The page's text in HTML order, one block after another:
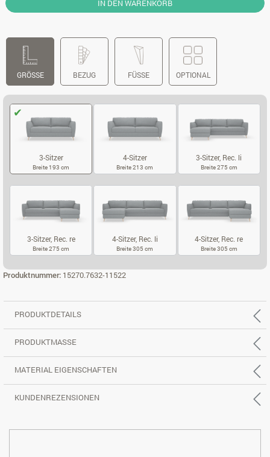
IN DEN WARENKORB
GRÖSSE BEZUG FÜSSE OPTIONAL
3-Sitzer
Breite 193 cm
4-Sitzer
Breite 213 cm
3-Sitzer, Rec. li
Breite 275 cm
3-Sitzer, Rec. re
Breite 275 cm
4-Sitzer, Rec. li
Breite 305 cm
4-Sitzer, Rec. re
Breite 305 cm
Produktnummer: 15270.7632-11522
PRODUKTDETAILS
PRODUKTMASSE
MATERIAL EIGENSCHAFTEN
KUNDENREZENSIONEN